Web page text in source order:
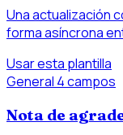
Una actualización
forma asíncrona
Usar esta plantilla
General 4 campos
Nota de